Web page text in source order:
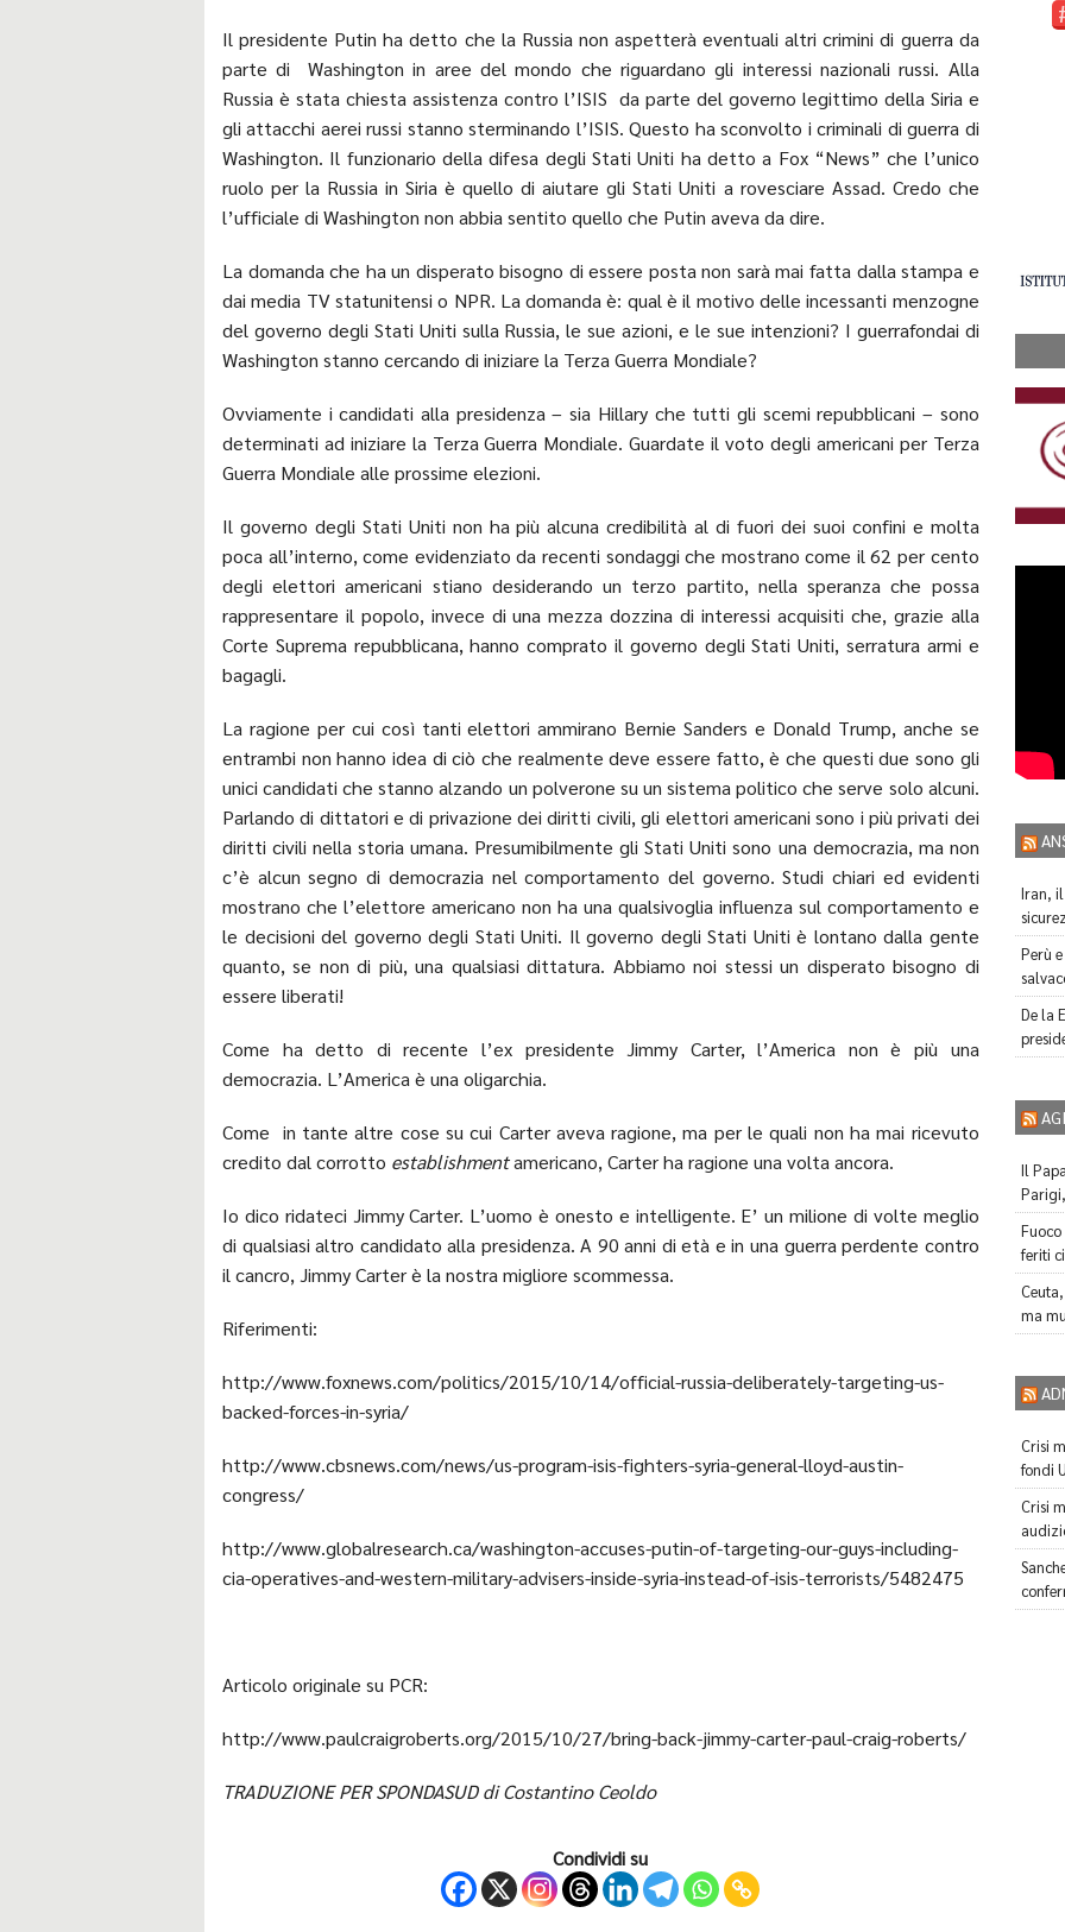
Il presidente Putin ha detto che la Russia non aspetterà eventuali altri crimini di guerra da
parte di Washington in aree del mondo che riguardano gli interessi nazionali russi. Alla
Russia è stata chiesta assistenza contro l’ISIS da parte del governo legittimo della Siria e
gli attacchi aerei russi stanno sterminando l’ISIS. Questo ha sconvolto i criminali di guerra di
Washington. Il funzionario della difesa degli Stati Uniti ha detto a Fox “News” che l’unico
ruolo per la Russia in Siria è quello di aiutare gli Stati Uniti a rovesciare Assad. Credo che
l’ufficiale di Washington non abbia sentito quello che Putin aveva da dire.
La domanda che ha un disperato bisogno di essere posta non sarà mai fatta dalla stampa e
dai media TV statunitensi o NPR. La domanda è: qual è il motivo delle incessanti menzogne
del governo degli Stati Uniti sulla Russia, le sue azioni, e le sue intenzioni? I guerrafondai di
Washington stanno cercando di iniziare la Terza Guerra Mondiale?
Ovviamente i candidati alla presidenza – sia Hillary che tutti gli scemi repubblicani – sono
determinati ad iniziare la Terza Guerra Mondiale. Guardate il voto degli americani per Terza
Guerra Mondiale alle prossime elezioni.
Il governo degli Stati Uniti non ha più alcuna credibilità al di fuori dei suoi confini e molta
poca all’interno, come evidenziato da recenti sondaggi che mostrano come il 62 per cento
degli elettori americani stiano desiderando un terzo partito, nella speranza che possa
rappresentare il popolo, invece di una mezza dozzina di interessi acquisiti che, grazie alla
Corte Suprema repubblicana, hanno comprato il governo degli Stati Uniti, serratura armi e
bagagli.
La ragione per cui così tanti elettori ammirano Bernie Sanders e Donald Trump, anche se
entrambi non hanno idea di ciò che realmente deve essere fatto, è che questi due sono gli
unici candidati che stanno alzando un polverone su un sistema politico che serve solo alcuni.
Parlando di dittatori e di privazione dei diritti civili, gli elettori americani sono i più privati ​​dei
diritti civili nella storia umana. Presumibilmente gli Stati Uniti sono una democrazia, ma non
c’è alcun segno di democrazia nel comportamento del governo. Studi chiari ed evidenti
mostrano che l’elettore americano non ha una qualsivoglia influenza sul comportamento e
le decisioni del governo degli Stati Uniti. Il governo degli Stati Uniti è lontano dalla gente
quanto, se non di più, una qualsiasi dittatura. Abbiamo noi stessi un disperato bisogno di
essere liberati!
Come ha detto di recente l’ex presidente Jimmy Carter, l’America non è più una
democrazia. L’America è una oligarchia.
Come in tante altre cose su cui Carter aveva ragione, ma per le quali non ha mai ricevuto
credito dal corrotto establishmentamericano, Carter ha ragione una volta ancora.
Io dico ridateci Jimmy Carter. L’uomo è onesto e intelligente. E’ un milione di volte meglio
di qualsiasi altro candidato alla presidenza. A 90 anni di età e in una guerra perdente contro
il cancro, Jimmy Carter è la nostra migliore scommessa.
Riferimenti:
http://www.foxnews.com/politics/2015/10/14/official-russia-deliberately-targeting-us-
backed-forces-in-syria/
http://www.cbsnews.com/news/us-program-isis-fighters-syria-general-lloyd-austin-
congress/
http://www.globalresearch.ca/washington-accuses-putin-of-targeting-our-guys-including-
cia-operatives-and-western-military-advisers-inside-syria-instead-of-isis-terrorists/5482475
Articolo originale su PCR:
http://www.paulcraigroberts.org/2015/10/27/bring-back-jimmy-carter-paul-craig-roberts/
TRADUZIONE PER SPONDASUD di Costantino Ceoldo
Condividi su
Iran,
Perù
De la
AGI
Il
feriti
ma
Crisi
fondi
Crisi